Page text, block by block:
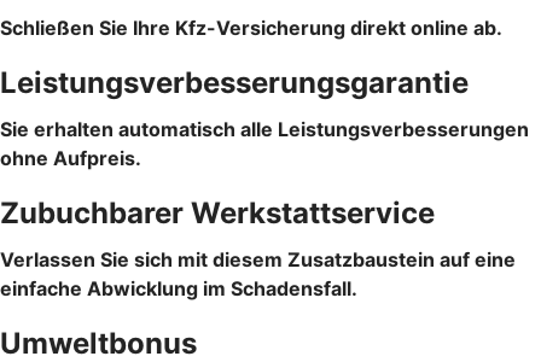
Schließen Sie Ihre Kfz-Versicherung direkt online ab.
Leistungsverbesserungsgarantie
Sie erhalten automatisch alle Leistungsverbesserungen
ohne Aufpreis.
Zubuchbarer Werkstattservice
Verlassen Sie sich mit diesem Zusatzbaustein auf eine
einfache Abwicklung im Schadensfall.
Umweltbonus